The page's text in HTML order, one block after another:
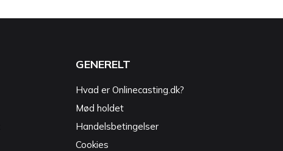
GENERELT
Hvad er Onlinecasting.dk?
Mød holdet
Handelsbetingelser
Cookies